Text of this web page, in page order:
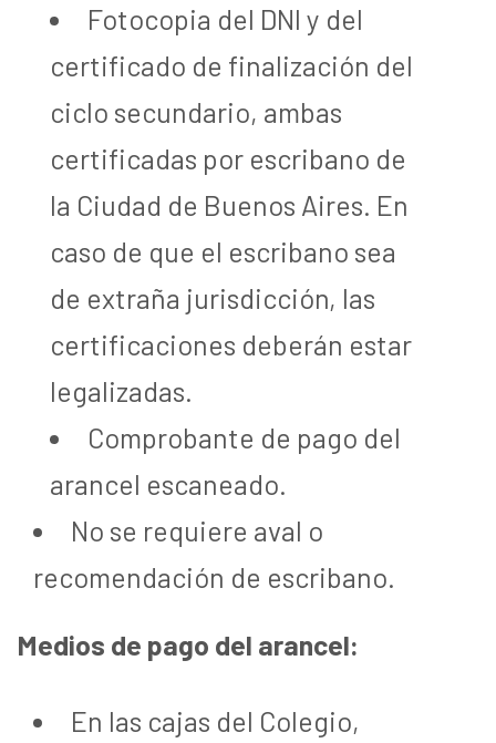
Fotocopia del DNI y del
certificado de finalización del
ciclo secundario, ambas
certificadas por escribano de
la Ciudad de Buenos Aires. En
caso de que el escribano sea
de extraña jurisdicción, las
certificaciones deberán estar
legalizadas.
Comprobante de pago del
arancel escaneado.
No se requiere aval o
recomendación de escribano.
Medios de pago del arancel:
En las cajas del Colegio,